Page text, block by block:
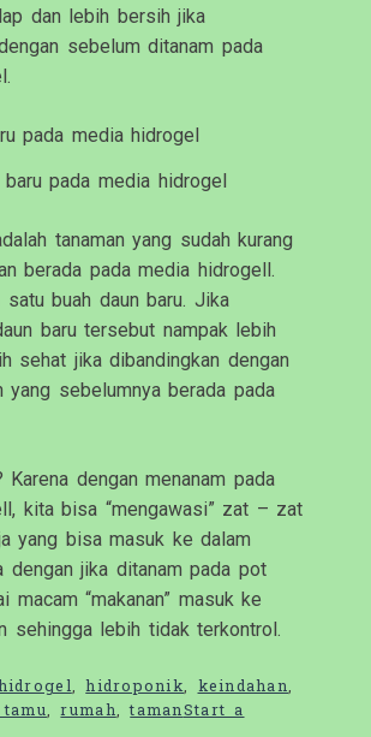
dan lebih bersih jika
sebelum ditanam pada
baru pada media hidrogel
tanaman yang sudah kurang
berada pada media hidrogell.
satu buah daun baru. Jika
baru tersebut nampak lebih
sehat jika dibandingkan dengan
yang sebelumnya berada pada
Karena dengan menanam pada
kita bisa “mengawasi” zat – zat
yang bisa masuk ke dalam
dengan jika ditanam pada pot
macam “makanan” masuk ke
sehingga lebih tidak terkontrol.
,hidroponik keindahan
,rumah ,tamanStart a